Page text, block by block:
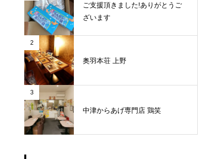
ご支援頂きました!ありがとうご
ざいます
2
奥羽本荘 上野
3
中津からあげ専門店 鶏笑